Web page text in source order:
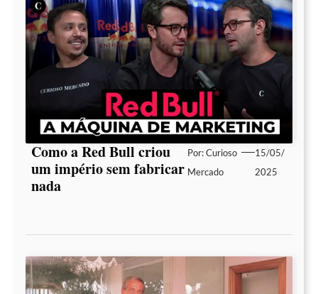
Como a Red Bull criou
um império sem fabricar
nada
Por:Curioso
Mercado
15/05/
2025